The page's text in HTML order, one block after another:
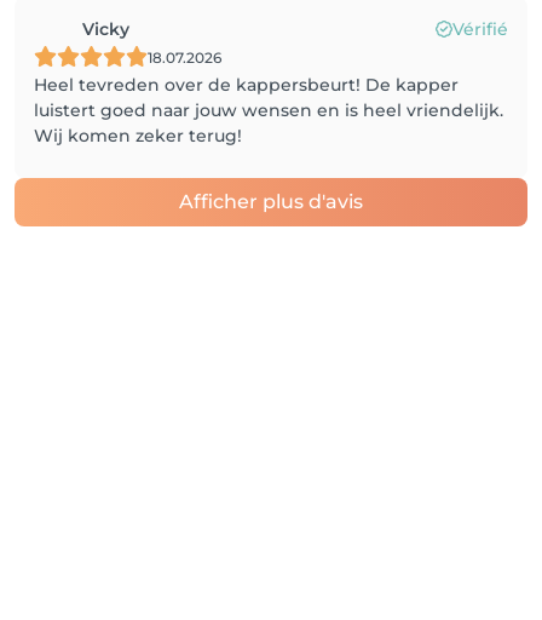
Vicky Vérifié
18.07.2026
Heel tevreden over de kappersbeurt! De kapper
luistert goed naar jouw wensen en is heel vriendelijk.
Wij komen zeker terug!
Afficher plus d'avis